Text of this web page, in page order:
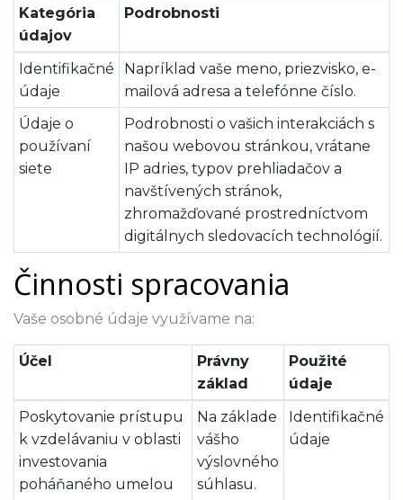
Kategória
údajov
Podrobnosti
Identifikačné
údaje
Napríklad vaše meno, priezvisko, e-
mailová adresa a telefónne číslo.
Údaje o
používaní
siete
Podrobnosti o vašich interakciách s
našou webovou stránkou, vrátane
IP adries, typov prehliadačov a
navštívených stránok,
zhromažďované prostredníctvom
digitálnych sledovacích technológií.
Činnosti spracovania
Vaše osobné údaje využívame na:
Účel
Právny
základ
Použité
údaje
Poskytovanie prístupu
k vzdelávaniu v oblasti
investovania
poháňaného umelou
Na základe
vášho
výslovného
súhlasu.
Identifikačné
údaje